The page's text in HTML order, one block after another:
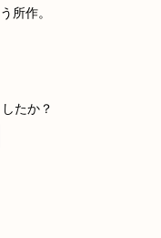
所作。